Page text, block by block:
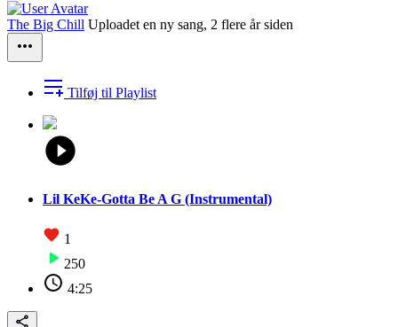
The Big Chill Uploadet en ny sang, 2 flere år siden
Tilføj til Playlist
Lil KeKe-Gotta Be A G (Instrumental)
1
250
4:25